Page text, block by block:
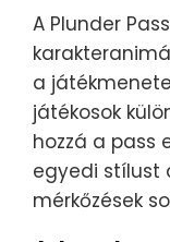
A Plunder
a
játékosok
hozzá a pass
egyedi stílust
mérkőzések